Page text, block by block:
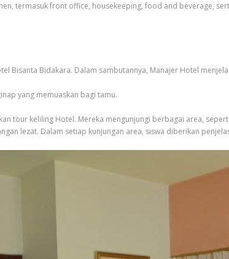
termasuk front office, housekeeping, food and beverage,
Bisanta Bidakara. Dalam sambutannya, Manajer Hotel
yang memuaskan bagi tamu.
tour keliling Hotel. Mereka mengunjungi berbagai area,
lezat. Dalam setiap kunjungan area, siswa diberikan